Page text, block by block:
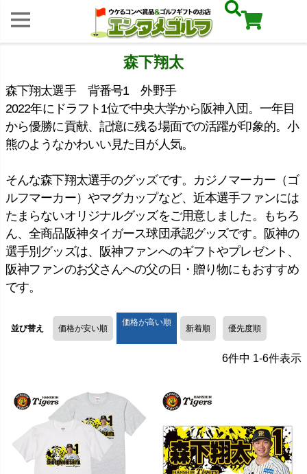
森下翔太
森下翔太選手 背番号1 外野手
2022年にドラフト1位で中央大学から阪神入団。一年目
から優勝に貢献、記憶に残る場面での活躍が印象的。小
熊のようなかわいい見た目が人気。
そんな森下翔太選手のグッズです。カジノマーカー（ゴ
ルフマーカー）やマグカップなど、近本選手ファンには
たまらないオリジナルグッズをご用意しました。もちろ
ん、全商品阪神タイガース球団承認グッズです。阪神の
選手別グッズは、阪神ファンへのギフトやプレゼント、
阪神ファンのお父さんへの父の日・贈り物にもおすすめ
です。
並び替え 価格が安い順
価格が高い順
新着順 優先度順
6件中 1-6件表示